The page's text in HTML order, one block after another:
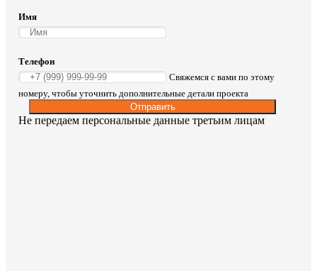
Имя
Телефон
Свяжемся с вами по этому
номеру, чтобы уточнить дополнительные детали проекта
Отправить
Не передаем персональные данные третьим лицам